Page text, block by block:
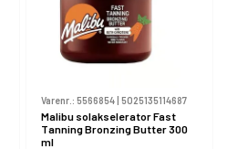
Varenr.: 5566854| 5025135114687
Malibu solakselerator Fast
Tanning Bronzing Butter 300
ml